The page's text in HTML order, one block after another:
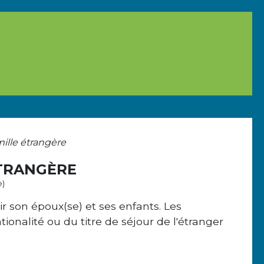
étrangère
époux(se) et ses enfants. Les
ou du titre de séjour de l'étranger